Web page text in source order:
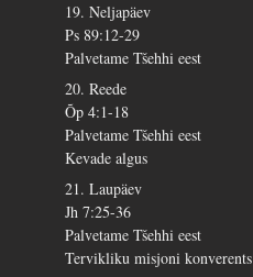
19. Neljapäev
Ps 89:12-29
Palvetame Tšehhi eest
20. Reede
Õp 4:1-18
Palvetame Tšehhi eest
Kevade algus
21. Laupäev
Jh 7:25-36
Palvetame Tšehhi eest
Tervikliku misjoni konverents